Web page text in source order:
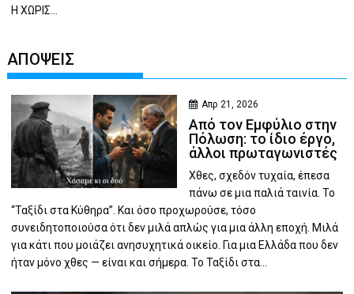
Η ΧΩΡΙΣ...
ΑΠΟΨΕΙΣ
Απρ 21, 2026
Από τον Εμφύλιο στην
Πόλωση: το ίδιο έργο,
άλλοι πρωταγωνιστές
Χθες, σχεδόν τυχαία, έπεσα
πάνω σε μια παλιά ταινία. Το
“Ταξίδι στα Κύθηρα”. Και όσο προχωρούσε, τόσο
συνειδητοποιούσα ότι δεν μιλά απλώς για μια άλλη εποχή. Μιλά
για κάτι που μοιάζει ανησυχητικά οικείο. Για μια Ελλάδα που δεν
ήταν μόνο χθες — είναι και σήμερα. Το Ταξίδι στα...